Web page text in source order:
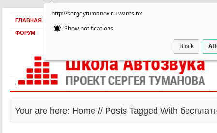
http://sergeytumanov.ru wants to:
Show notifications
Block
ГЛАВНАЯ
ФОРУМ
Статьи и видео Интервью Как оплатить? Заработать!
Your are here: Home // Posts Tagged With